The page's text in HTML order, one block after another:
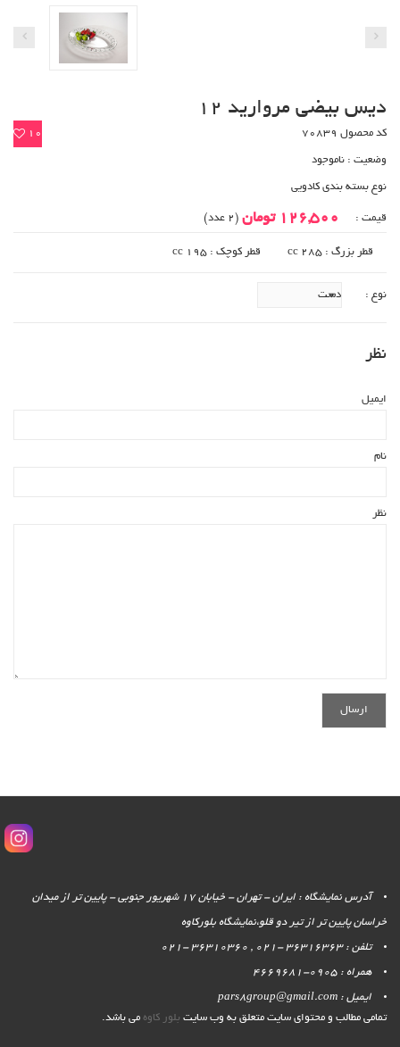
دیس بیضی مروارید 12
10 کد محصول 70839
وضعیت : ناموجود
نوع بسته بندی کادویی
قیمت : 126,500 تومان (2 عدد)
قطر بزرگ : 285 cc قطر کوچک : 195 cc
نوع :
نظر
ایمیل
نام
نظر
آدرس نمایشگاه : ایران - تهران - خیابان 17 شهریور جنوبی - پایین تر از میدان
خراسان پایین تر از تیر دو قلو،نمایشگاه بلورکاوه
تلفن : 36316363 -021 , 36310360 -021
همراه : 0905-4669681
ایمیل : pars8group@gmail.com
تمامی مطالب و محتوای سایت متعلق به وب سایت بلور کاوه می باشد.